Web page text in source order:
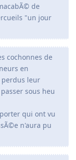
de
"un jour
cochonnes de
en
leur
sous heu
qui ont vu
n'aura pu